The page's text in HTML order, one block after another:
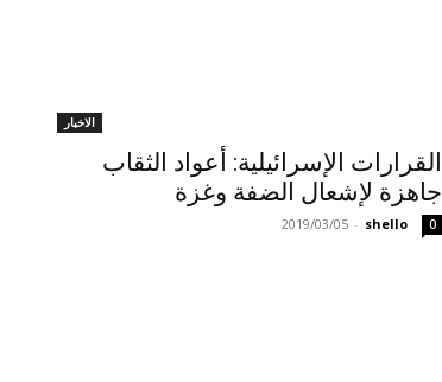
الاخبار
القرارات الإسرائيلية: أعواد الثقاب
جاهزة لإشعال الضفة وغزة
shello
-
2019/03/05 0